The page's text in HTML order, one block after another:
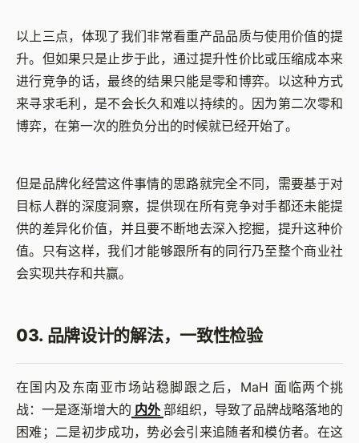
以上三点，体现了我们非常看重产品品质与使用价值的提
升。但如果只是止步于此，通过提升性价比或压缩成本来
进行竞争的话，最终的结果只能是零和博弈。以这种方式
来寻求毛利，是不会长久和难以持续的。因为第二次零和
博弈，在第一次的胜负分出的时候就已经开始了。
但是品牌化经营这件事情的思路就完全不同，需要基于对
目标人群的深度洞察，提供现在所有竞争对手都还未能提
供的差异化价值，并且要不断地去深入挖掘，提升这种价
值。只有这样，我们才能够跟所有的同行乃至整个商业社
会实现共存和共赢。
03. 品牌设计的解法，一致性检验
在国内及东南亚市场站稳脚跟之后，MaH 面临两个挑
战：一是逐渐增大的 内外 部组织，导致了品牌战略落地的
困难；二是初步成功，势必会引来追随者和模仿者。在这